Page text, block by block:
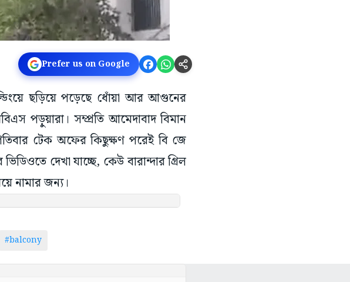
Prefer us on Google
ছড়িয়ে পড়েছে ধোঁয়া আর আগুনের
পড়ুয়ারা। সম্প্রতি আমেদাবাদ বিমান
টেক অফের কিছুক্ষণ পরেই বি জে
দেখা যাচ্ছে, কেউ বারান্দার গ্রিল
নামার জন্য।
#balcony